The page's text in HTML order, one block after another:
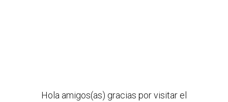
Hola amigos(as) gracias por visitar el